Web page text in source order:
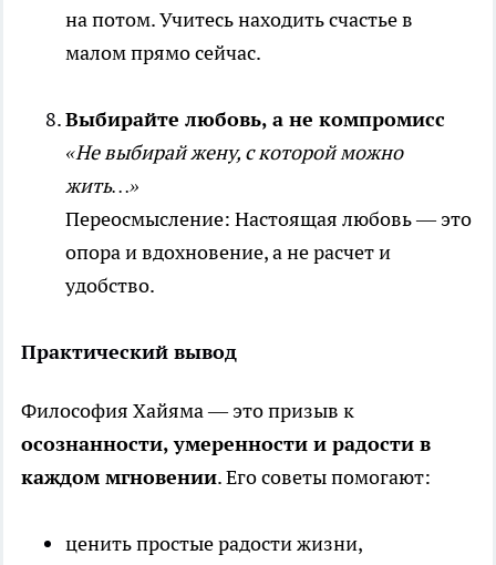
на потом. Учитесь находить счастье в
малом прямо сейчас.
Выбирайте любовь, а не компромисс
«Не выбирай жену, с которой можно
жить…»
Переосмысление: Настоящая любовь — это
опора и вдохновение, а не расчет и
удобство.
Практический вывод
Философия Хайяма — это призыв к
осознанности, умеренности и радости в
каждом мгновении. Его советы помогают:
ценить простые радости жизни,